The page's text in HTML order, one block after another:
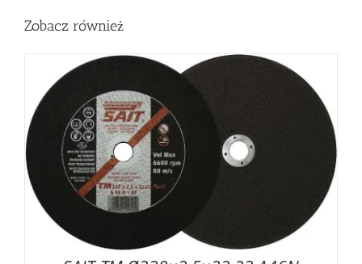
Zobacz również